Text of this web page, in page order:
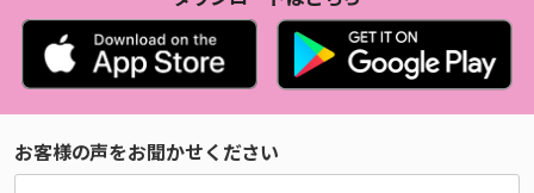
お客様の声をお聞かせください